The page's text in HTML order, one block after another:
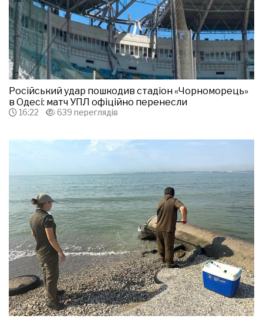
Російський удар пошкодив стадіон «Чорноморець»
в Одесі: матч УПЛ офіційно перенесли
16:22 639 переглядів